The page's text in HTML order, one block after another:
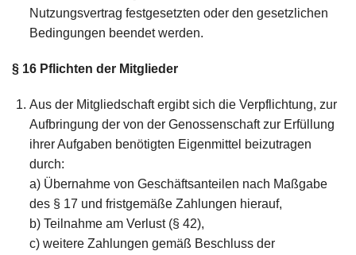
Nutzungsvertrag festgesetzten oder den gesetzlichen
Bedingungen beendet werden.
§ 16 Pflichten der Mitglieder
Aus der Mitgliedschaft ergibt sich die Verpflichtung, zur
Aufbringung der von der Genossenschaft zur Erfüllung
ihrer Aufgaben benötigten Eigenmittel beizutragen
durch:
a) Übernahme von Geschäftsanteilen nach Maßgabe
des § 17 und fristgemäße Zahlungen hierauf,
b) Teilnahme am Verlust (§ 42),
c) weitere Zahlungen gemäß Beschluss der